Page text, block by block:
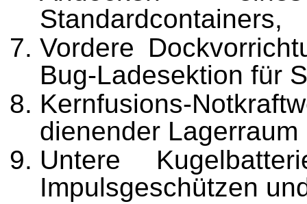
Standardcontainers,
Vordere
Bug-Ladesektion für
Kernfusions-
dienender Lagerraum
Untere
Impulsgeschützen